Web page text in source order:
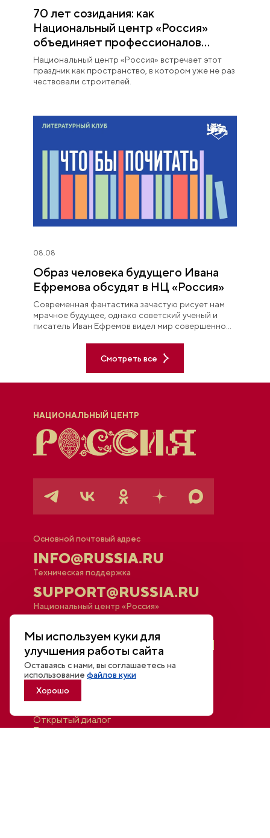
70 лет созидания: как
Национальный центр «Россия»
объединяет профессионалов
строительной отрасли
Национальный центр «Россия» встречает этот
праздник как пространство, в котором уже не раз
чествовали строителей.
08.08
Образ человека будущего Ивана
Ефремова обсудят в НЦ «Россия»
Современная фантастика зачастую рисует нам
мрачное будущее, однако советский ученый и
писатель Иван Ефремов видел мир совершенно
Смотреть все
НАЦИОНАЛЬНЫЙ ЦЕНТР
Основной почтовый адрес
INFO@RUSSIA.RU
Техническая поддержка
SUPPORT@RUSSIA.RU
Национальный центр «Россия»
КРАСНОПРЕСНЕНСКАЯ
НАБ., 14
Афиша
Открытый диалог
Трансляции и видео
Мы используем куки для
улучшения работы сайта
Оставаясь с нами, вы соглашаетесь на
использованиефайлов куки
Хорошо